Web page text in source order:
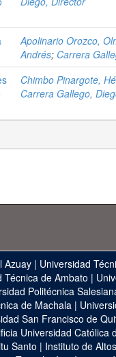
Apolinario Orozco,
Andrés; Carrera
Chimbo Pinargote,
Carrera Gallego,
Azuay | Universidad
Técnica de Ambato |
Politécnica
de Machala |
San Francisco de
Universidad Católica
Santo | Instituto de